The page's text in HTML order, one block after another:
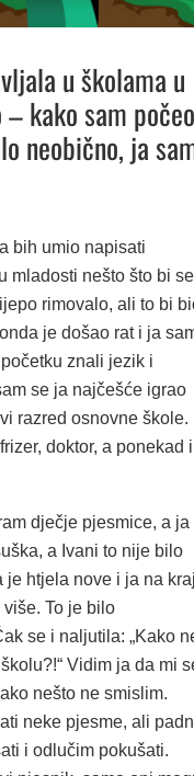
u školama u
kako sam počeo
neobično, ja
bih umio napisati
mladosti nešto što bi se
rimovalo, ali to bi
je došao rat i ja
znali jezik i
se ja najčešće igrao
razred osnovne škole.
doktor, a ponekad i
dječje pjesmice, a ja
a Ivani to nije bilo
je htjela nove i ja na
To je bilo
se i naljutila: „Kako
Vidim ja da mi
nešto ne smislim.
neke pjesme, ali
i odlučim pokušati.